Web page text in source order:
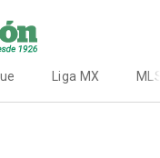
Liga MX